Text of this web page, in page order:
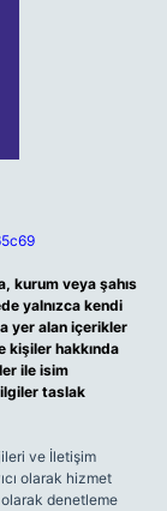
kurum veya şahıs
yalnızca kendi
yer alan içerikler
kişiler hakkında
ile isim
taslak
ve İletişim
olarak hizmet
denetleme